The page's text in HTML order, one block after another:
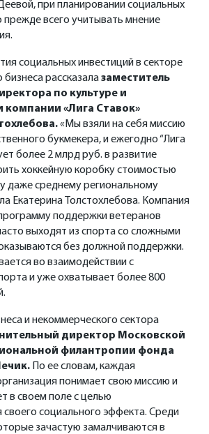
при планировании социальных
прежде всего учитывать мнение
социальных инвестиций в секторе
рассказалазаместитель
по культуре и
«Лига Ставок»
«Мы взяли на себя миссию
букмекера, и ежегодно “Лига
более 2 млрд руб. в развитие
хоккейную коробку стоимостью
даже среднему региональному
Екатерина Толстохлебова. Компания
поддержки ветеранов
выходят из спорта со сложными
без должной поддержки.
во взаимодействии с
и уже охватывает более 800
и некоммерческого сектора
директор Московской
филантропии фонда
По ее словам, каждая
понимает свою миссию и
в своем поле с целью
социального эффекта. Среди
зачастую замалчиваются в